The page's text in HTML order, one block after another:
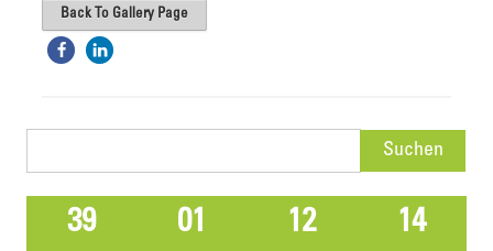
Back To Gallery Page
39 01 12 14